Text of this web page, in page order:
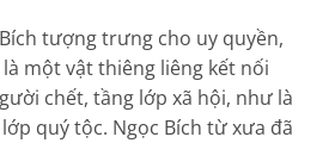
tượng trưng cho uy quyền,
một vật thiêng liêng kết nối
chết, tầng lớp xã hội, như là
quý tộc. Ngọc Bích từ xưa đã